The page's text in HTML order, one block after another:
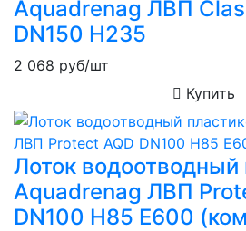
Aquadrenag ЛВП
DN150 H235
2 068 руб/шт
Купить
Лоток водоотводный
Aquadrenag ЛВП
DN100 H85 Е600